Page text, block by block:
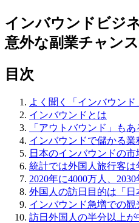
インバウンドビジ
意外な副業チャン
目次
よく聞く「インバウンド
インバウンドとは
「アウトバウンド」もあ
インバウンドで儲かる業
日本のインバウンドの
統計では外国人旅行客は
2020年に4000万人、
外国人の訪日目的は「日
インバウンド急増での
訪日外国人の半分以上